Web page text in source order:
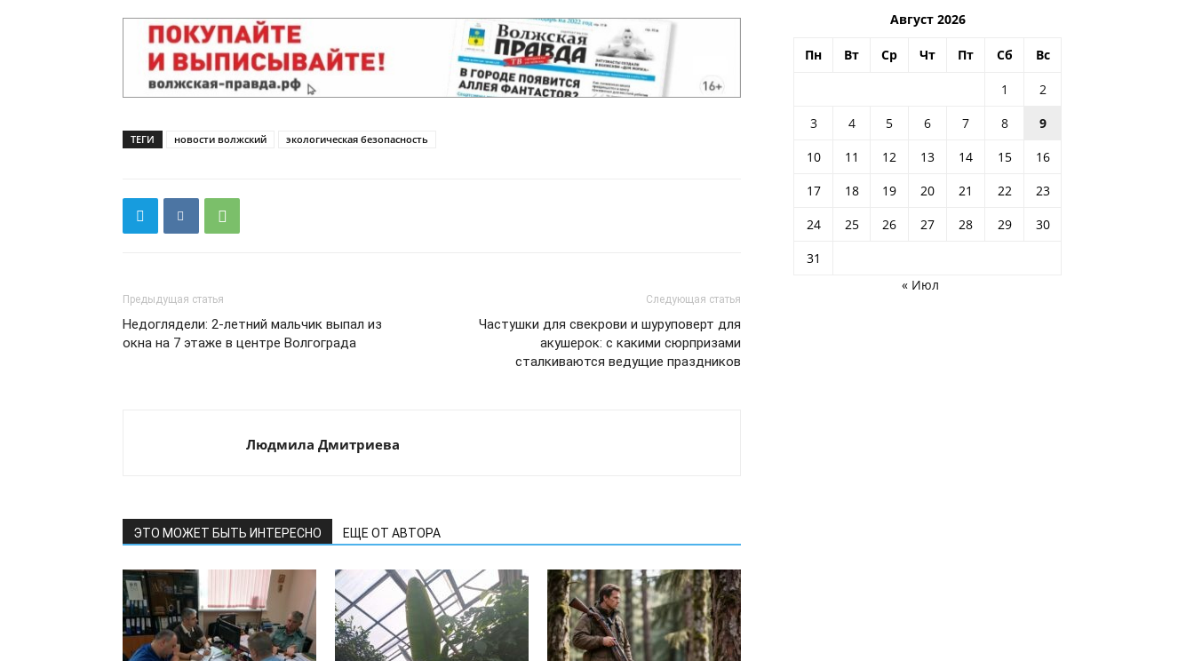
ТЕГИ новости волжский экологическая безопасность
Предыдущая статья
Недоглядели: 2-летний мальчик выпал из
окна на 7 этаже в центре Волгограда
Следующая статья
Частушки для свекрови и шуруповерт для
акушерок: с какими сюрпризами
сталкиваются ведущие праздников
Людмила Дмитриева
ЭТО МОЖЕТ БЫТЬ ИНТЕРЕСНО ЕЩЕ ОТ АВТОРА
Август 2026
Пн Вт Ср Чт Пт Сб Вс
1
2
3
4 5 6 7 8
9
10
11 12 13 14 15
16
17
18 19 20 21 22
23
24
25 26 27 28 29
30
31
« Июл